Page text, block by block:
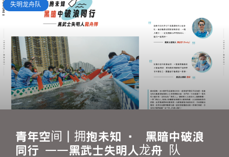
失明龙舟队
青年空间｜拥抱未知 · 黑暗中破浪
同行 ——黑武士失明人龙舟 队